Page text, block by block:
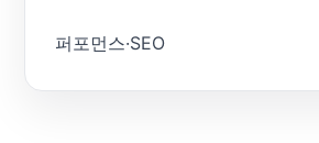
퍼포먼스·SEO